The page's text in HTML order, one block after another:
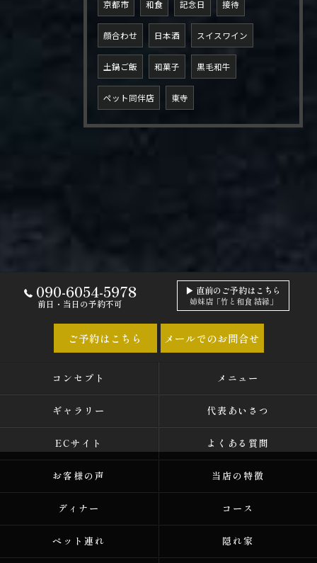
京都市 和食 記念日 接待
顔合わせ 日本酒 スイスワイン
土鍋ご飯 和菓子 黒毛和牛
ペット同伴店 東寺
090-6054-5978
前日・当日の予約不可
▶ 直前のご予約はこちら
姉妹店「竹と和食 結縁」
ご予約はこちら メールでのお問合せ
コンセプト メニュー
ギャラリー 代表あいさつ
ECサイト よくある質問
お客様の声 当店の特徴
ディナー コース
ペット連れ 隠れ家